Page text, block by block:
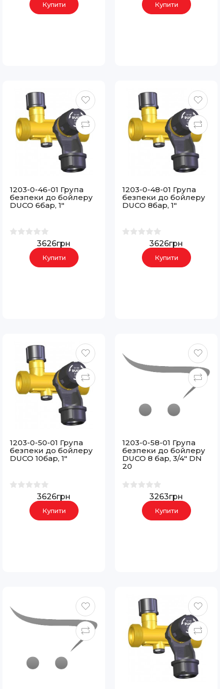
Купити Купити
1203-0-46-01 Група
безпеки до бойлеру
DUCO 6бар, 1"
3626грн
Купити
1203-0-48-01 Група
безпеки до бойлеру
DUCO 8бар, 1"
3626грн
Купити
1203-0-50-01 Група
безпеки до бойлеру
DUCO 10бар, 1"
3626грн
Купити
1203-0-58-01 Група
безпеки до бойлеру
DUCO 8 бар, 3/4" DN
20
3263грн
Купити